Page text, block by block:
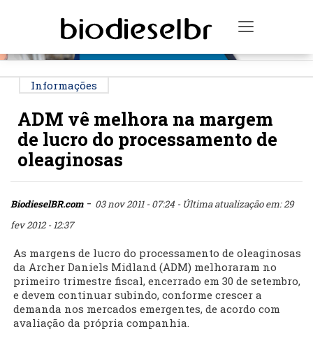
Toggle
Informações
ADM vê melhora na margem
de lucro do processamento de
oleaginosas
BiodieselBR.com- 03 nov 2011 - 07:24 - Última atualização em: 29
fev 2012 - 12:37
As margens de lucro do processamento de oleaginosas
da Archer Daniels Midland (ADM) melhoraram no
primeiro trimestre fiscal, encerrado em 30 de setembro,
e devem continuar subindo, conforme crescer a
demanda nos mercados emergentes, de acordo com
avaliação da própria companhia.